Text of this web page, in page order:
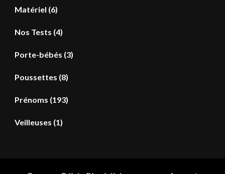
Matériel (6)
Nos Tests (4)
Porte-bébés (3)
Poussettes (8)
Prénoms (193)
Veilleuses (1)